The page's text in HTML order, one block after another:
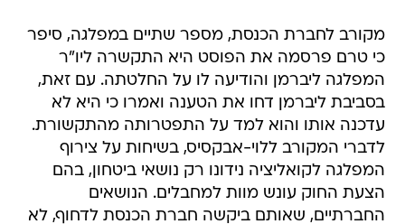
מקורב לחברת הכנסת, מספר שתיים במפלגה, סיפר
כי טרם פרסמה את הפוסט היא התקשרה ליו"ר
המפלגה ליברמן והודיעה לו על החלטתה. עם זאת,
בסביבת ליברמן דחו את הטענה ואמרו כי היא לא
עדכנה אותו והוא למד על התפטרותה מהתקשורת.
לדברי המקורב ללוי-אבקסיס, בשיחות על צירוף
המפלגה לקואליציה נידונו רק נושאי ביטחון, בהם
הצעת החוק עונש מוות למחבלים. הנושאים
החברתיים, שאותם ביקשה חברת הכנסת לדחוף, לא